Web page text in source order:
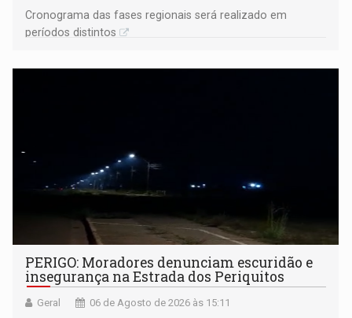
Cronograma das fases regionais será realizado em
períodos distintos
PERIGO: Moradores denunciam escuridão e
insegurança na Estrada dos Periquitos
Geral 06 de Agosto de 2026 às 15:11